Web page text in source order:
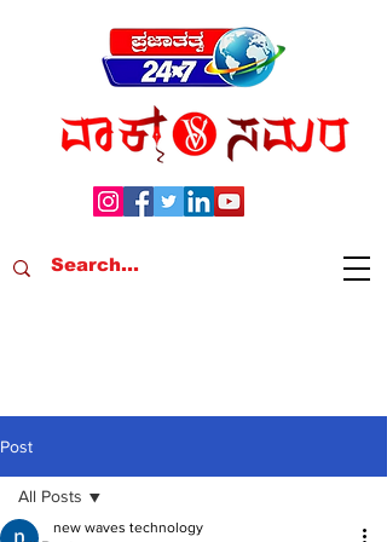
Post
All Posts
new waves technology